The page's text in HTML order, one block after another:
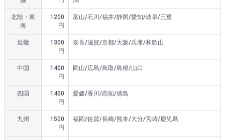
北陸・東
海
1200
円
富山/石川/福井/静岡/愛知/岐阜/三重
近畿
1300
円
奈良/滋賀/京都/大阪/兵庫/和歌山
中国
1400
円
岡山/広島/鳥取/島根/山口
四国
1400
円
愛媛/香川/高知/徳島
九州
1500
円
福岡/佐賀/長崎/熊本/大分/宮崎/鹿児島